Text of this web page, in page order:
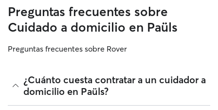
Preguntas frecuentes sobre
Cuidado a domicilio en Paüls
Preguntas frecuentes sobre Rover
¿Cuánto cuesta contratar a un cuidador a
domicilio en Paüls?